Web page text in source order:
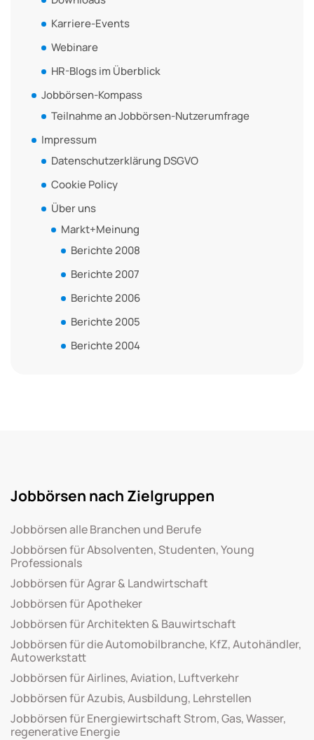
Karriere-Events
Webinare
HR-Blogs im Überblick
Jobbörsen-Kompass
Teilnahme an Jobbörsen-Nutzerumfrage
Impressum
Datenschutzerklärung DSGVO
Cookie Policy
Über uns
Markt+Meinung
Berichte 2008
Berichte 2007
Berichte 2006
Berichte 2005
Berichte 2004
Jobbörsen nach Zielgruppen
Jobbörsen alle Branchen und Berufe
Jobbörsen für Absolventen, Studenten, Young
Professionals
Jobbörsen für Agrar & Landwirtschaft
Jobbörsen für Apotheker
Jobbörsen für Architekten & Bauwirtschaft
Jobbörsen für die Automobilbranche, KfZ, Autohändler,
Autowerkstatt
Jobbörsen für Airlines, Aviation, Luftverkehr
Jobbörsen für Azubis, Ausbildung, Lehrstellen
Jobbörsen für Energiewirtschaft Strom, Gas, Wasser,
regenerative Energie